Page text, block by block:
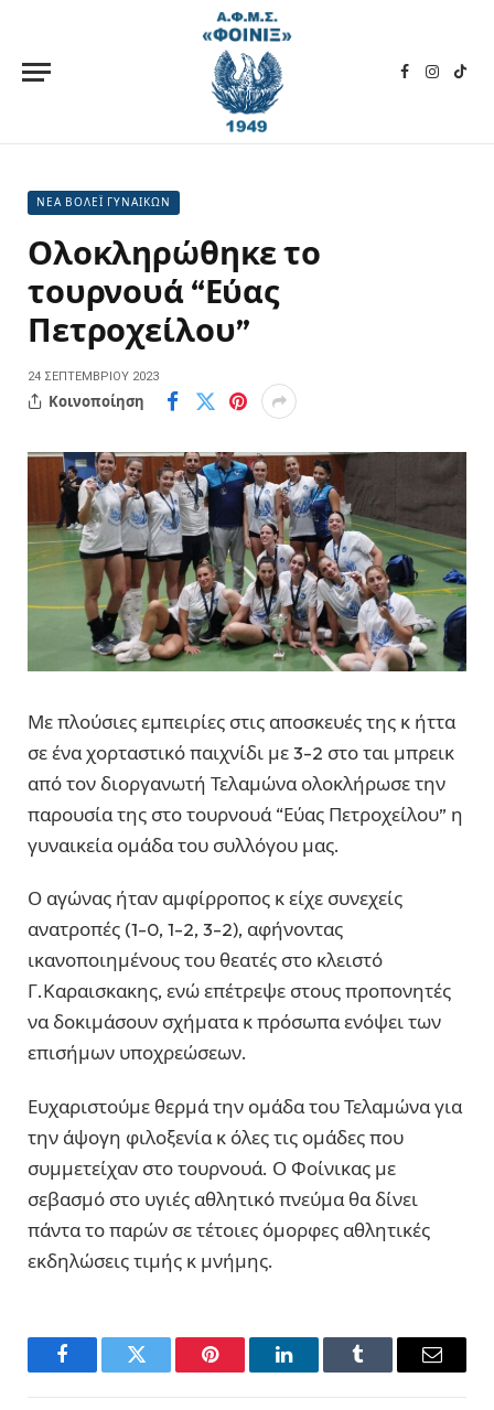
Facebook
ΝΕΑ ΒΟΛΕΪ ΓΥΝΑΙΚΩΝ
Ολοκληρώθηκε το
τουρνουά “Εύας
Πετροχείλου”
24 ΣΕΠΤΕΜΒΡΊΟΥ 2023
Κοινοποίηση
Με πλούσιες εμπειρίες στις αποσκευές της κ ήττα
σε ένα χορταστικό παιχνίδι με 3-2 στο ται μπρεικ
από τον διοργανωτή Τελαμώνα ολοκλήρωσε την
παρουσία της στο τουρνουά “Εύας Πετροχείλου” η
γυναικεία ομάδα του συλλόγου μας.
Ο αγώνας ήταν αμφίρροπος κ είχε συνεχείς
ανατροπές (1-0, 1-2, 3-2), αφήνοντας
ικανοποιημένους του θεατές στο κλειστό
Γ.Καραισκακης, ενώ επέτρεψε στους προπονητές
να δοκιμάσουν σχήματα κ πρόσωπα ενόψει των
επισήμων υποχρεώσεων.
Ευχαριστούμε θερμά την ομάδα του Τελαμώνα για
την άψογη φιλοξενία κ όλες τις ομάδες που
συμμετείχαν στο τουρνουά. Ο Φοίνικας με
σεβασμό στο υγιές αθλητικό πνεύμα θα δίνει
πάντα το παρών σε τέτοιες όμορφες αθλητικές
εκδηλώσεις τιμής κ μνήμης.
FacebookTwitter Pinterest LinkedInTumblr Email